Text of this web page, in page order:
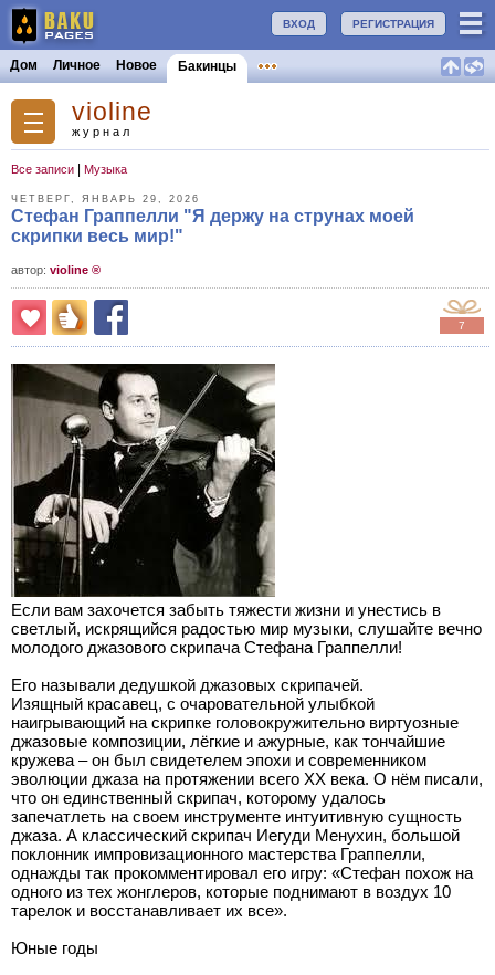
РЕГИСТРАЦИЯ
ВХОД
Дом Личное Новое Бакинцы
violine
журнал
Все записи Музыка
ЧЕТВЕРГ, ЯНВАРЬ 29, 2026
Стефан Граппелли "Я держу на струнах моей
скрипки весь мир!"
aвтор: violine ®
7
Если вам захочется забыть тяжести жизни и унестись в
светлый, искрящийся радостью мир музыки, слушайте вечно
молодого джазового скрипача Стефана Граппелли!
Его называли дедушкой джазовых скрипачей.
Изящный красавец, с очаровательной улыбкой
наигрывающий на скрипке головокружительно виртуозные
джазовые композиции, лёгкие и ажурные, как тончайшие
кружева – он был свидетелем эпохи и современником
эволюции джаза на протяжении всего XX века. О нём писали,
что он единственный скрипач, которому удалось
запечатлеть на своем инструменте интуитивную сущность
джаза. А классический скрипач Иегуди Менухин, большой
поклонник импровизационного мастерства Граппелли,
однажды так прокомментировал его игру: «Стефан похож на
одного из тех жонглеров, которые поднимают в воздух 10
тарелок и восстанавливает их все».
Юные годы